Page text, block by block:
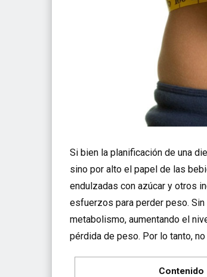
Si bien la planificación de una
sino por alto el papel de las
endulzadas con azúcar y otros
esfuerzos para perder peso.
metabolismo, aumentando el
pérdida de peso. Por lo tanto,
Contenido